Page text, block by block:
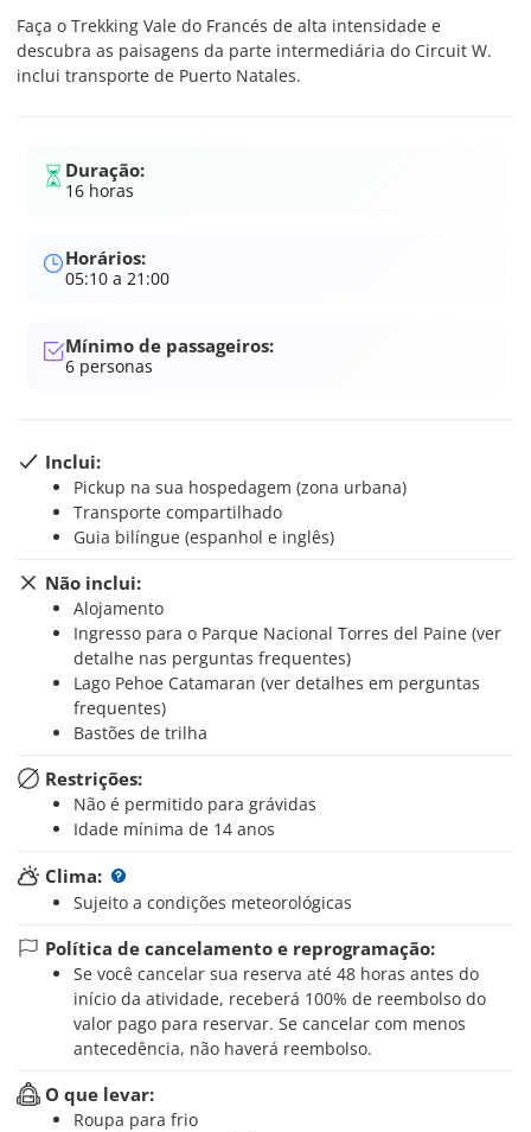
Faça o Trekking Vale do Francés de alta intensidade e
descubra as paisagens da parte intermediária do Circuit W.
inclui transporte de Puerto Natales.
Duração:
16 horas
Horários:
05:10 a 21:00
Mínimo de passageiros:
6 personas
Inclui:
Pickup na sua hospedagem (zona urbana)
Transporte compartilhado
Guia bilíngue (espanhol e inglês)
Não inclui:
Alojamento
Ingresso para o Parque Nacional Torres del Paine (ver
detalhe nas perguntas frequentes)
Lago Pehoe Catamaran (ver detalhes em perguntas
frequentes)
Bastões de trilha
Restrições:
Não é permitido para grávidas
Idade mínima de 14 anos
Clima:
Sujeito a condições meteorológicas
Política de cancelamento e reprogramação:
Se você cancelar sua reserva até 48 horas antes do
início da atividade, receberá 100% de reembolso do
valor pago para reservar. Se cancelar com menos
antecedência, não haverá reembolso.
O que levar:
Roupa para frio